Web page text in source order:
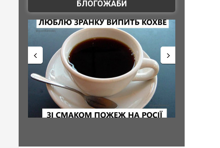
БЛОГОЖАБИ